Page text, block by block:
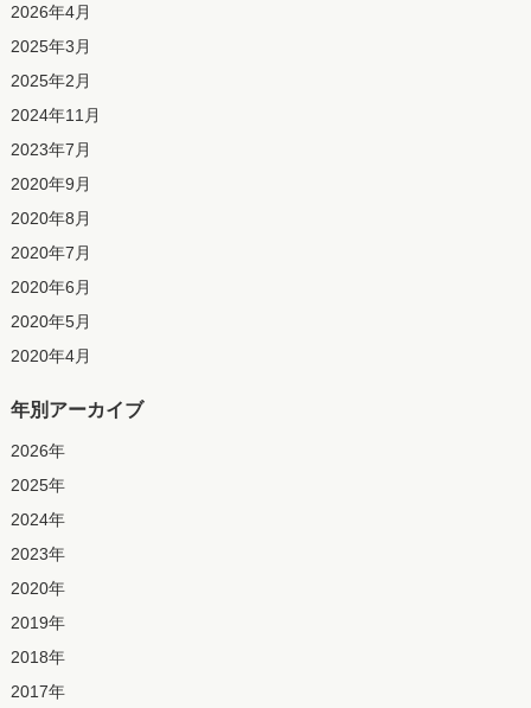
2026年4月
2025年3月
2025年2月
2024年11月
2023年7月
2020年9月
2020年8月
2020年7月
2020年6月
2020年5月
2020年4月
年別アーカイブ
2026年
2025年
2024年
2023年
2020年
2019年
2018年
2017年